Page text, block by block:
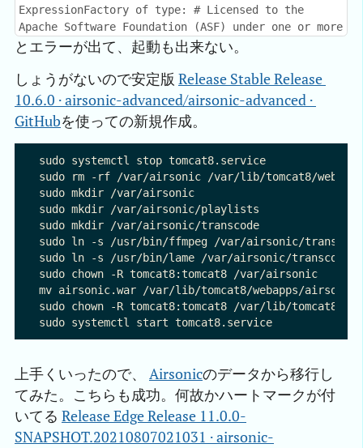
ExpressionFactory of type: # Licensed to the
Apache Software Foundation (ASF) under one or more
とエラーが出て、起動も出来ない。
しょうがないので安定版 Release Stable Release
10.6.0 · airsonic-advanced/airsonic-advanced ·
GitHubを使っての新規作成。
sudo systemctl stop tomcat8.service
sudo rm -rf /var/airsonic /var/lib/tomcat8/
sudo mkdir /var/airsonic
sudo mkdir /var/airsonic/playlists
sudo mkdir /var/airsonic/transcode
sudo ln -s /usr/bin/ffmpeg /var/airsonic/
sudo ln -s /usr/bin/lame /var/airsonic/transcode/
sudo chown -R tomcat8:tomcat8 /var/airsonic
mv airsonic.war /var/lib/tomcat8/webapps/
sudo chown -R tomcat8:tomcat8 /var/lib/tomcat8/
上手くいったので、 Airsonicのデータから移行し
てみた。こちらも成功。何故かハートマークが付
いてる Release Edge Release 11.0.0-
SNAPSHOT.20210807021031 · airsonic-